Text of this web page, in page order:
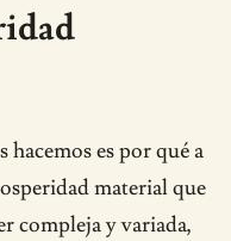
es por qué a
material que
compleja y variada,